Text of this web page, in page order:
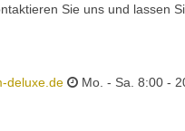
Sie uns und lassen
deluxe.de Mo. - Sa. 8:00 -